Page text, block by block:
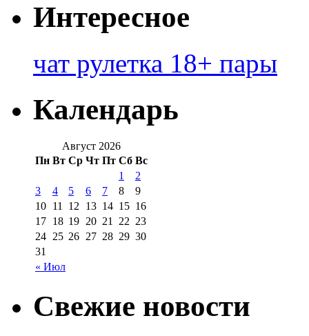
Интересное
чат рулетка 18+ пары
Календарь
Август 2026
Пн Вт Ср Чт Пт Сб Вс
« Июл
1
2
3
4 5 6 7 8
9
10 11 12 13 14 15 16
17 18 19 20 21 22 23
24 25 26 27 28 29 30
31
Свежие новости